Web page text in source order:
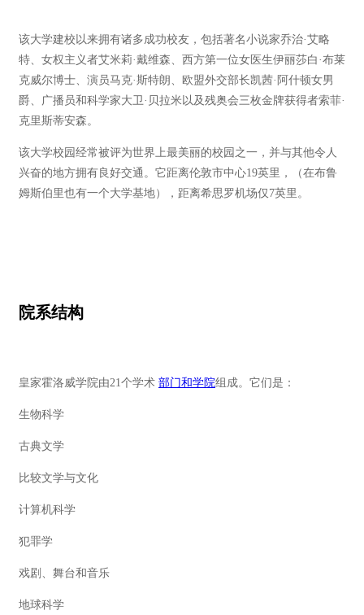
该大学建校以来拥有诸多成功校友，包括著名小说家乔治·艾略
特、女权主义者艾米莉·戴维森、西方第一位女医生伊丽莎白·布莱
克威尔博士、演员马克·斯特朗、欧盟外交部长凯茜·阿什顿女男
爵、广播员和科学家大卫·贝拉米以及残奥会三枚金牌获得者索菲·
克里斯蒂安森。
该大学校园经常被评为世界上最美丽的校园之一，并与其他令人
兴奋的地方拥有良好交通。它距离伦敦市中心19英里，（在布鲁
姆斯伯里也有一个大学基地），距离希思罗机场仅7英里。
院系结构
皇家霍洛威学院由21个学术 部门和学院组成。它们是：
生物科学
古典文学
比较文学与文化
计算机科学
犯罪学
戏剧、舞台和音乐
地球科学